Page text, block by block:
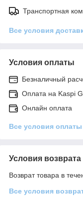
Транспортная
Все условия
Условия оплаты
Безналичный
Оплата на Kaspi
Онлайн оплата
Все условия оплаты
Условия возврата
Возврат товара в
Все условия